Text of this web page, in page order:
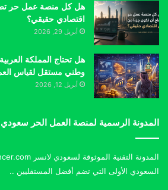
هل كل منصة عمل حر
اقتصادي حقيقي؟
أبريل 29, 2026
هل تحتاج المملكة
وطني مستقل لقياس
أبريل 12, 2026
المدونة الرسمية لمنصة العمل الحر سعودي
السعودي الأولى التي تضم أفضل المستقليين ..